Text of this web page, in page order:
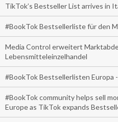
TikTok’s Bestseller List arrives in
#BookTok Bestsellerliste für den
Media Control erweitert
Lebensmitteleinzelhandel
#BookTok Bestsellerlisten Europa
#BookTok community helps sell
Europe as TikTok expands